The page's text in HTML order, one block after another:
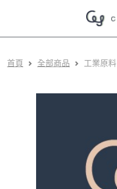
首頁 全部商品 工業原料